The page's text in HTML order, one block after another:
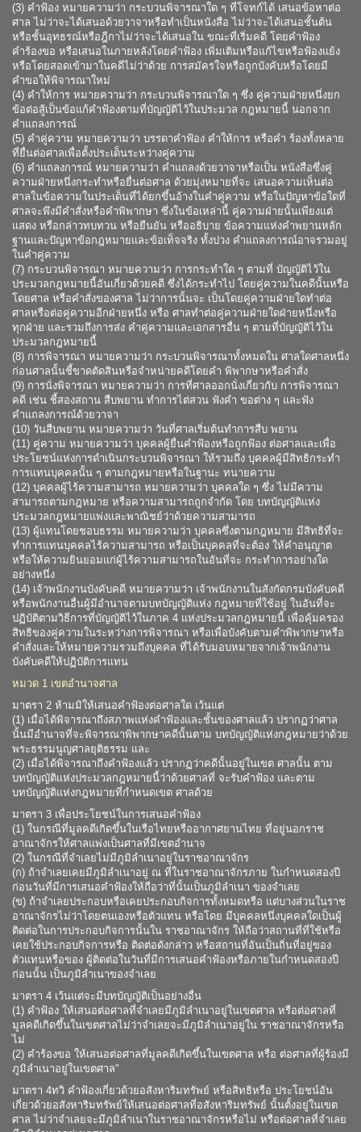
(3) คำฟ้อง หมายความว่า กระบวนพิจารณาใด ๆ ที่โจทก์ได้ เสนอข้อหาต่อ
ศาล ไม่ว่าจะได้เสนอด้วยวาจาหรือทำเป็นหนังสือ ไม่ว่าจะได้เสนอชั้นต้น
หรือชั้นอุทธรณ์หรือฎีกาไม่ว่าจะได้เสนอใน ขณะที่เริ่มคดี โดยคำฟ้อง
คำร้องขอ หรือเสนอในภายหลังโดยคำฟ้อง เพิ่มเติมหรือแก้ไขหรือฟ้องแย้ง
หรือโดยสอดเข้ามาในคดีไม่ว่าด้วย การสมัครใจหรือถูกบังคับหรือโดยมี
คำขอให้พิจารณาใหม่
(4) คำให้การ หมายความว่า กระบวนพิจารณาใด ๆ ซึ่ง คู่ความฝ่ายหนึ่งยก
ข้อต่อสู้เป็นข้อแก้คำฟ้องตามที่บัญญัติไว้ในประมวล กฎหมายนี้ นอกจาก
คำแถลงการณ์
(5) คำคู่ความ หมายความว่า บรรดาคำฟ้อง คำให้การ หรือคำ ร้องทั้งหลาย
ที่ยื่นต่อศาลเพื่อตั้งประเด็นระหว่างคู่ความ
(6) คำแถลงการณ์ หมายความว่า คำแถลงด้วยวาจาหรือเป็น หนังสือซึ่งคู่
ความฝ่ายหนึ่งกระทำหรือยื่นต่อศาล ด้วยมุ่งหมายที่จะ เสนอความเห็นต่อ
ศาลในข้อความในประเด็นที่ได้ยกขึ้นอ้างในคำคู่ความ หรือในปัญหาข้อใดที่
ศาลจะพึงมีคำสั่งหรือคำพิพากษา ซึ่งในข้อเหล่านี้ คู่ความฝ่ายนั้นเพียงแต่
แสดง หรือกล่าวทบทวน หรือยืนยัน หรืออธิบาย ข้อความแห่งคำพยานหลัก
ฐานและปัญหาข้อกฎหมายและข้อเท็จจริง ทั้งปวง คำแถลงการณ์อาจรวมอยู่
ในคำคู่ความ
(7) กระบวนพิจารณา หมายความว่า การกระทำใด ๆ ตามที่ บัญญัติไว้ใน
ประมวลกฎหมายนี้อันเกี่ยวด้วยคดี ซึ่งได้กระทำไป โดยคู่ความในคดีนั้นหรือ
โดยศาล หรือคำสั่งของศาล ไม่ว่าการนั้นจะ เป็นโดยคู่ความฝ่ายใดทำต่อ
ศาลหรือต่อคู่ความอีกฝ่ายหนึ่ง หรือ ศาลทำต่อคู่ความฝ่ายใดฝ่ายหนึ่งหรือ
ทุกฝ่าย และรวมถึงการส่ง คำคู่ความและเอกสารอื่น ๆ ตามที่บัญญัติไว้ใน
ประมวลกฎหมายนี้
(8) การพิจารณา หมายความว่า กระบวนพิจารณาทั้งหมดใน ศาลใดศาลหนึ่ง
ก่อนศาลนั้นชี้ขาดตัดสินหรือจำหน่ายคดีโดยคำ พิพากษาหรือคำสั่ง
(9) การนั่งพิจารณา หมายความว่า การที่ศาลออกนั่งเกี่ยวกับ การพิจารณา
คดี เช่น ชี้สองสถาน สืบพยาน ทำการไต่สวน ฟังคำ ขอต่าง ๆ และฟัง
คำแถลงการณ์ด้วยวาจา
(10) วันสืบพยาน หมายความว่า วันที่ศาลเริ่มต้นทำการสืบ พยาน
(11) คู่ความ หมายความว่า บุคคลผู้ยื่นคำฟ้องหรือถูกฟ้อง ต่อศาลและเพื่อ
ประโยชน์แห่งการดำเนินกระบวนพิจารณา ให้รวมถึง บุคคลผู้มีสิทธิกระทำ
การแทนบุคคลนั้น ๆ ตามกฎหมายหรือในฐานะ ทนายความ
(12) บุคคลผู้ไร้ความสามารถ หมายความว่า บุคคลใด ๆ ซึ่ง ไม่มีความ
สามารถตามกฎหมาย หรือความสามารถถูกจำกัด โดย บทบัญญัติแห่ง
ประมวลกฎหมายแพ่งและพาณิชย์ว่าด้วยความสามารถ
(13) ผู้แทนโดยชอบธรรม หมายความว่า บุคคลซึ่งตามกฎหมาย มีสิทธิที่จะ
ทำการแทนบุคคลไร้ความสามารถ หรือเป็นบุคคลที่จะต้อง ให้คำอนุญาต
หรือให้ความยินยอมแก่ผู้ไร้ความสามารถในอันที่จะ กระทำการอย่างใด
อย่างหนึ่ง
(14) เจ้าพนักงานบังคับคดี หมายความว่า เจ้าพนักงานในสังกัดกรมบังคับคดี
หรือพนักงานอื่นผู้มีอำนาจตามบทบัญญัติแห่ง กฎหมายที่ใช้อยู่ ในอันที่จะ
ปฏิบัติตามวิธีการที่บัญญัติไว้ในภาค 4 แห่งประมวลกฎหมายนี้ เพื่อคุ้มครอง
สิทธิของคู่ความในระหว่างการพิจารณา หรือเพื่อบังคับตามคำพิพากษาหรือ
คำสั่งและให้หมายความรวมถึงบุคคล ที่ได้รับมอบหมายจากเจ้าพนักงาน
บังคับคดีให้ปฏิบัติการแทน
หมวด 1 เขตอำนาจศาล
มาตรา 2 ห้ามมิให้เสนอคำฟ้องต่อศาลใด เว้นแต่
(1) เมื่อได้พิจารณาถึงสภาพแห่งคำฟ้องและชั้นของศาลแล้ว ปรากฏว่าศาล
นั้นมีอำนาจที่จะพิจารณาพิพากษาคดีนั้นตาม บทบัญญัติแห่งกฎหมายว่าด้วย
พระธรรมนูญศาลยุติธรรม และ
(2) เมื่อได้พิจารณาถึงคำฟ้องแล้ว ปรากฏว่าคดีนั้นอยู่ในเขต ศาลนั้น ตาม
บทบัญญัติแห่งประมวลกฎหมายนี้ว่าด้วยศาลที่ จะรับคำฟ้อง และตาม
บทบัญญัติแห่งกฎหมายที่กำหนดเขต ศาลด้วย
มาตรา 3 เพื่อประโยชน์ในการเสนอคำฟ้อง
(1) ในกรณีที่มูลคดีเกิดขึ้นในเรือไทยหรืออากาศยานไทย ที่อยู่นอกราช
อาณาจักรให้ศาลแพ่งเป็นศาลที่มีเขตอำนาจ
(2) ในกรณีที่จำเลยไม่มีภูมิลำเนาอยู่ในราชอาณาจักร
(ก) ถ้าจำเลยเคยมีภูมิลำเนาอยู่ ณ ที่ในราชอาณาจักรภาย ในกำหนดสองปี
ก่อนวันที่มีการเสนอคำฟ้องให้ถือว่าที่นั้นเป็นภูมิลำเนา ของจำเลย
(ข) ถ้าจำเลยประกอบหรือเคยประกอบกิจการทั้งหมดหรือ แต่บางส่วนในราช
อาณาจักรไม่ว่าโดยตนเองหรือตัวแทน หรือโดย มีบุคคลหนึ่งบุคคลใดเป็นผู้
ติดต่อในการประกอบกิจการนั้นใน ราชอาณาจักร ให้ถือว่าสถานที่ที่ใช้หรือ
เคยใช้ประกอบกิจการหรือ ติดต่อดังกล่าว หรือสถานที่อันเป็นถิ่นที่อยู่ของ
ตัวแทนหรือของ ผู้ติดต่อในวันที่มีการเสนอคำฟ้องหรือภายในกำหนดสองปี
ก่อนนั้น เป็นภูมิลำเนาของจำเลย
มาตรา 4 เว้นแต่จะมีบทบัญญัติเป็นอย่างอื่น
(1) คำฟ้อง ให้เสนอต่อศาลที่จำเลยมีภูมิลำเนาอยู่ในเขตศาล หรือต่อศาลที่
มูลคดีเกิดขึ้นในเขตศาลไม่ว่าจำเลยจะมีภูมิลำเนาอยู่ใน ราชอาณาจักรหรือ
ไม่
(2) คำร้องขอ ให้เสนอต่อศาลที่มูลคดีเกิดขึ้นในเขตศาล หรือ ต่อศาลที่ผู้ร้องมี
ภูมิลำเนาอยู่ในเขตศาล"
มาตรา 4ทวิ คำฟ้องเกี่ยวด้วยอสังหาริมทรัพย์ หรือสิทธิหรือ ประโยชน์อัน
เกี่ยวด้วยอสังหาริมทรัพย์ให้เสนอต่อศาลที่อสังหาริมทรัพย์ นั้นตั้งอยู่ในเขต
ศาล ไม่ว่าจำเลยจะมีภูมิลำเนาในราชอาณาจักรหรือไม่ หรือต่อศาลที่จำเลย